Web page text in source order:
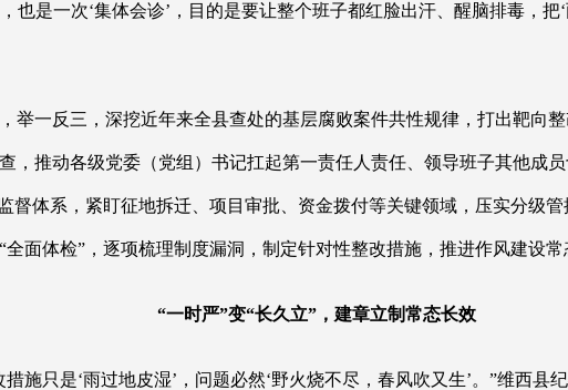
也是一次‘集体会诊’，目的是要让整个班子都红脸出汗、醒脑排毒，
举一反三，深挖近年来全县查处的基层腐败案件共性规律，打出靶向整
，推动各级党委（党组）书记扛起第一责任人责任、领导班子其他成
督体系，紧盯征地拆迁、项目审批、资金拨付等关键领域，压实分级
面体检”，逐项梳理制度漏洞，制定针对性整改措施，推进作风建设常
“一时严”变“长久立”，建章立制常态长效
施只是‘雨过地皮湿’，问题必然‘野火烧不尽，春风吹又生’。”维西县